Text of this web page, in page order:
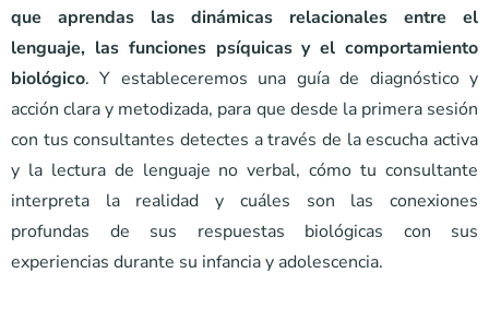
que aprendas las dinámicas relacionales entre el
lenguaje, las funciones psíquicas y el comportamiento
biológico. Y estableceremos una guía de diagnóstico y
acción clara y metodizada, para que desde la primera sesión
con tus consultantes detectes a través de la escucha activa
y la lectura de lenguaje no verbal, cómo tu consultante
interpreta la realidad y cuáles son las conexiones
profundas de sus respuestas biológicas con sus
experiencias durante su infancia y adolescencia.